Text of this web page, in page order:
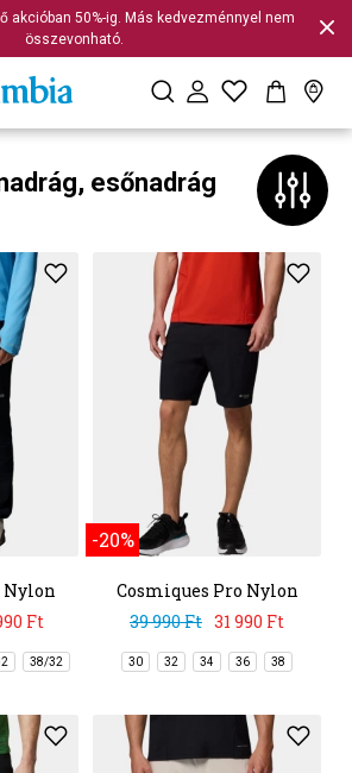
akcióban 50%-ig. Más kedvezménnyel nem
összevonható.
esőnadrág
Nylon
Ft
38/32
-20%
Cosmiques Pro Nylon
Short
39 990 Ft 31 990 Ft
30 32 34 36 38